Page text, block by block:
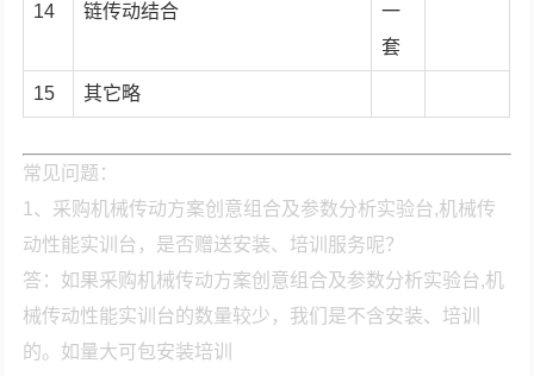
14 链传动结合
一
套
15 其它略
常见问题：
1、采购机械传动方案创意组合及参数分析实验台,机械传
动性能实训台，是否赠送安装、培训服务呢？
答：如果采购机械传动方案创意组合及参数分析实验台,机
械传动性能实训台的数量较少，我们是不含安装、培训
的。如量大可包安装培训